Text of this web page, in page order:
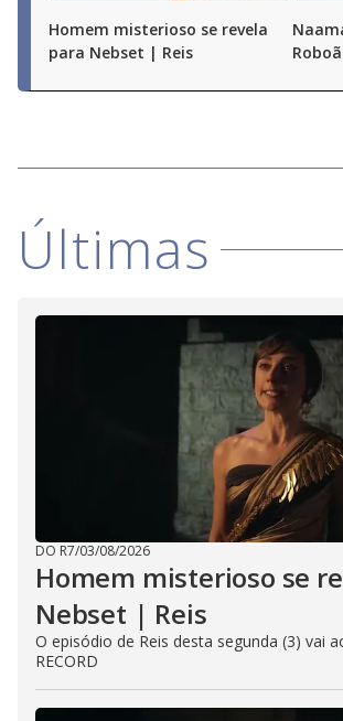
Homem misterioso se revela
para Nebset | Reis
Últimas
DO R7/03/08/2026
Homem misterioso se
Nebset | Reis
O episódio de Reis desta segunda (3) vai
RECORD